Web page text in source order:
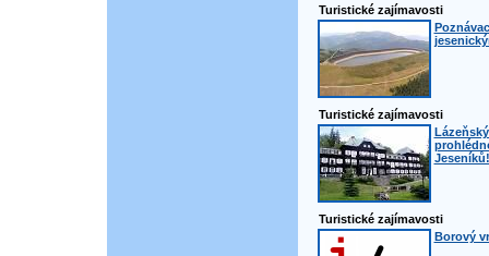
Turistické zajímavosti
Turistické zajímavosti
Jeseníků!
Turistické zajímavosti
Borový